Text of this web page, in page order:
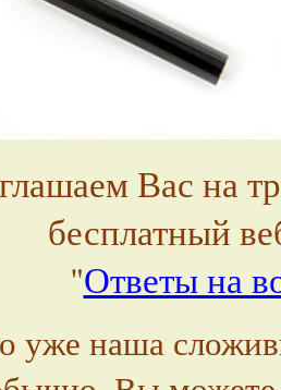
Вас на
бесплатный
"Ответы на
уже наша